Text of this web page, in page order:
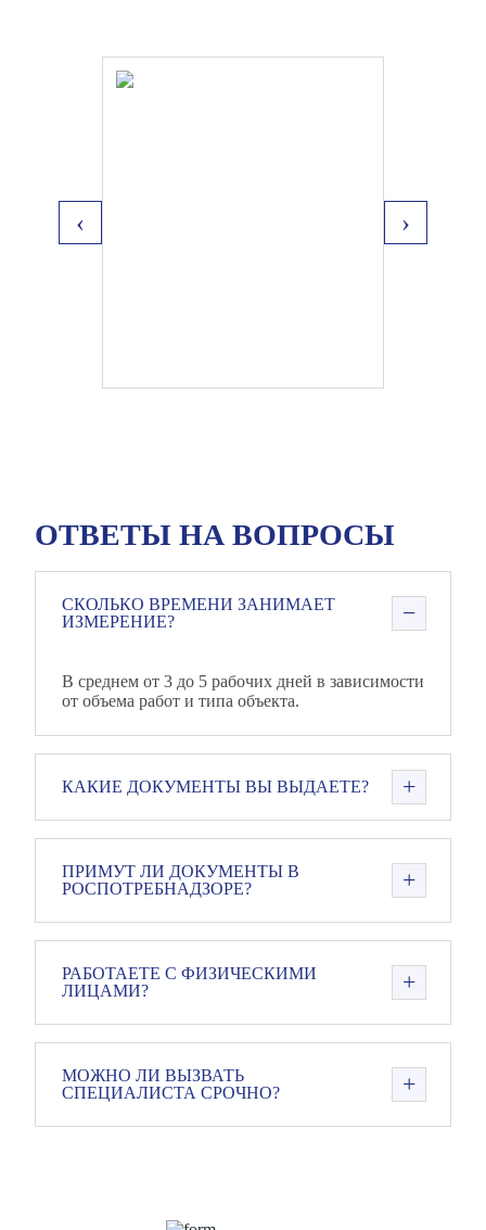
‹ ›
ОТВЕТЫ НА ВОПРОСЫ
СКОЛЬКО ВРЕМЕНИ ЗАНИМАЕТ
ИЗМЕРЕНИЕ?
В среднем от 3 до 5 рабочих дней в зависимости
от объема работ и типа объекта.
КАКИЕ ДОКУМЕНТЫ ВЫ ВЫДАЕТЕ?
ПРИМУТ ЛИ ДОКУМЕНТЫ В
РОСПОТРЕБНАДЗОРЕ?
РАБОТАЕТЕ С ФИЗИЧЕСКИМИ
ЛИЦАМИ?
МОЖНО ЛИ ВЫЗВАТЬ
СПЕЦИАЛИСТА СРОЧНО?